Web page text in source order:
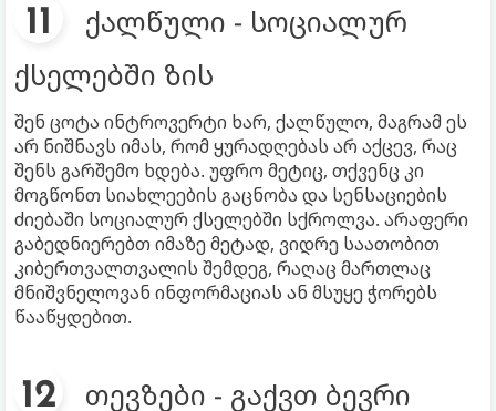
ქალწული - სოციალურ
ქსელებში ზის
შენ ცოტა ინტროვერტი ხარ, ქალწულო, მაგრამ ეს
არ ნიშნავს იმას, რომ ყურადღებას არ აქცევ, რაც
შენს გარშემო ხდება. უფრო მეტიც, თქვენც კი
მოგწონთ სიახლეების გაცნობა და სენსაციების
ძიებაში სოციალურ ქსელებში სქროლვა. არაფერი
გაბედნიერებთ იმაზე მეტად, ვიდრე საათობით
კიბერთვალთვალის შემდეგ, რაღაც მართლაც
მნიშვნელოვან ინფორმაციას ან მსუყე ჭორებს
წააწყდებით.
თევზები - გაქვთ ბევრი